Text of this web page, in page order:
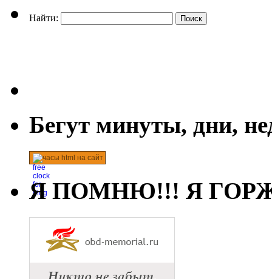
Найти:
Бегут минуты, дни,
часы html на сайт
Я ПОМНЮ!!! Я